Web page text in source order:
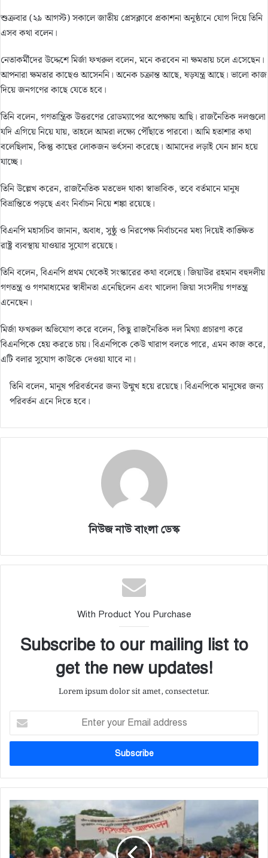
শুক্রবার (২৯ আগস্ট) সকালে জাতীয় প্রেসক্লাবে প্রকাশনা অনুষ্ঠানে যোগ দিয়ে তিনি
এসব কথা বলেন।
নেতাকর্মীদের উদ্দেশে মির্জা ফখরুল বলেন, মনে করবেন না ক্ষমতায় চলে এসেছেন।
আপনারা ক্ষমতার কাছেও আসেননি। অনেক চক্রান্ত আছে, ষড়যন্ত্র আছে। ভালো কাজ
দিয়ে জনগণের কাছে যেতে হবে।
তিনি বলেন, গণতান্ত্রিক উত্তরণের রোডম্যাপের অপেক্ষায় আছি। রাজনৈতিক দলগুলো
যদি এগিয়ে নিয়ে যায়, তাহলে আমরা লক্ষ্যে পৌঁছাতে পারবো। আমি হতাশার কথা
বলেছিলাম, কিন্তু কাছের লোকজন ভর্ৎসনা করেছে। আমাদের লড়াই যেন ম্লান হয়ে
যাচ্ছে।
তিনি উল্লেখ করেন, রাজনৈতিক মতভেদ থাকা স্বাভাবিক, তবে বর্তমানে মানুষ
বিভ্রান্তিতে পড়ছে এবং নির্বাচন নিয়ে শঙ্কা রয়েছে।
বিএনপি মহাসচিব জানান, অবাধ, সুষ্ঠু ও নিরপেক্ষ নির্বাচনের মধ্য দিয়েই কাঙ্ক্ষিত
রাষ্ট্র ব্যবস্থায় যাওয়ার সুযোগ রয়েছে।
তিনি বলেন, বিএনপি প্রথম থেকেই সংস্কারের কথা বলেছে। জিয়াউর রহমান বহুদলীয়
গণতন্ত্র ও গণমাধ্যমের স্বাধীনতা এনেছিলেন এবং খালেদা জিয়া সংসদীয় গণতন্ত্র
এনেছেন।
মির্জা ফখরুল অভিযোগ করে বলেন, কিছু রাজনৈতিক দল মিথ্যা প্রচারণা করে
বিএনপিকে হেয় করতে চায়। বিএনপিকে কেউ খারাপ বলতে পারে, এমন কাজ করে,
এটি বলার সুযোগ কাউকে দেওয়া যাবে না।
তিনি বলেন, মানুষ পরিবর্তনের জন্য উন্মুখ হয়ে রয়েছে। বিএনপিকে মানুষের জন্য
পরিবর্তন এনে দিতে হবে।
নিউজ নাউ বাংলা ডেস্ক
With Product You Purchase
Subscribe to our mailing list to
get the new updates!
Lorem ipsum dolor sit amet, consectetur.
t
r
y
u
r
E
m
a
আ
গা
মী
নি